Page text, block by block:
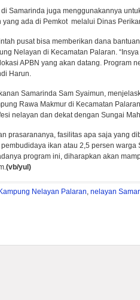
Samarinda juga menggunakannya
ada di Pemkot melalui Dinas
pusat bisa memberikan dana
Nelayan di Kecamatan Palaran.
APBN yang akan datang. Program
Harun.
Samarinda Sam Syaimun,
Rawa Makmur di Kecamatan
nelayan dan dekat dengan Sungai
prasarananya, fasilitas apa saja yang
ikan atau 2,5 persen
program ini, diharapkan akan
(vb/yul)
Kampung Nelayan Palaran, nelayan